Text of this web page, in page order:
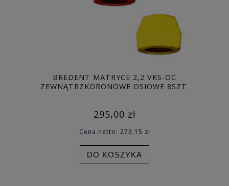
BREDENT MATRYCE 2,2 VKS-OC
ZEWNĄTRZKORONOWE OSIOWE 8SZT.
295,00 zł
Cena netto: 273,15 zł
DO KOSZYKA